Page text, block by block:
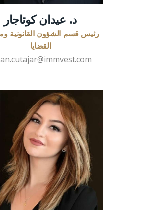
د. عيدان كوتاجار
رئيس قسم الشؤون القانونية
القضايا